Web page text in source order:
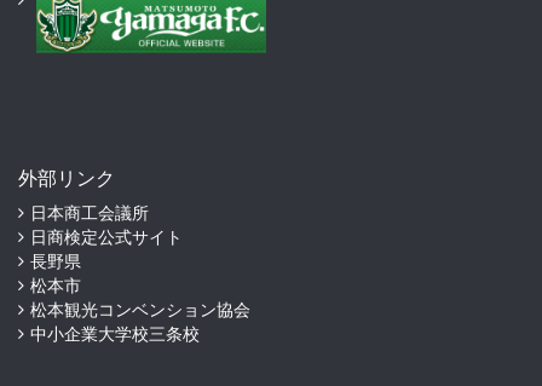
外部リンク
日本商工会議所
日商検定公式サイト
長野県
松本市
松本観光コンベンション協会
中小企業大学校三条校